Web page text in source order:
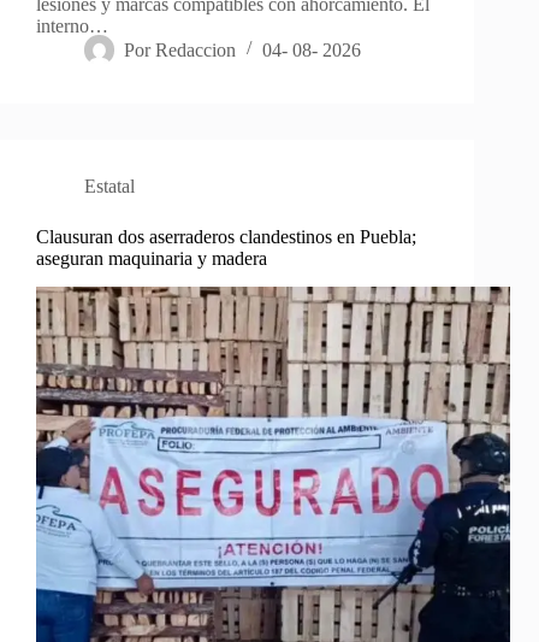
interno…
Por Redaccion 04- 08- 2026
Estatal
Clausuran dos aserraderos clandestinos en Puebla;
aseguran maquinaria y madera